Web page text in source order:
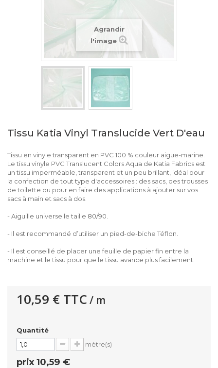
Agrandir
l'image
Tissu Katia Vinyl Translucide Vert D'eau
Tissu en vinyle transparent en PVC 100 % couleur aigue-marine.
Le tissu vinyle PVC Translucent Colors Aqua de Katia Fabrics est
un tissu imperméable, transparent et un peu brillant, idéal pour
la confection de tout type d'accessoires : des sacs, des trousses
de toilette ou pour en faire des applications à ajouter sur vos
sacs à main et sacs à dos.
- Aiguille universelle taille 80/90.
- Il est recommandé d’utiliser un pied-de-biche Téflon.
- Il est conseillé de placer une feuille de papier fin entre la
machine et le tissu pour que le tissu avance plus facilement.
10,59 € TTC / m
Quantité
mètre(s)
prix 10,59 €